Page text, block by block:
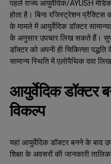
पहले राज्य आयुर्वेदिक/AYUSH
होता है। बिना रजिस्ट्रेशन प्रैक्टिस
के मामले में आयुर्वेदिक डॉक्टर
के अनुसार उपचार लिख सकते हैं।
डॉक्टर को अपनी ही चिकित्सा पद्धति
सामान्य स्थिति में एलोपैथिक दवा
आयुर्वेदिक डॉक्टर
विकल्प
यहां आयुर्वेदिक डॉक्टर बनने के बाद
शिक्षा के अवसरों की जानकारी